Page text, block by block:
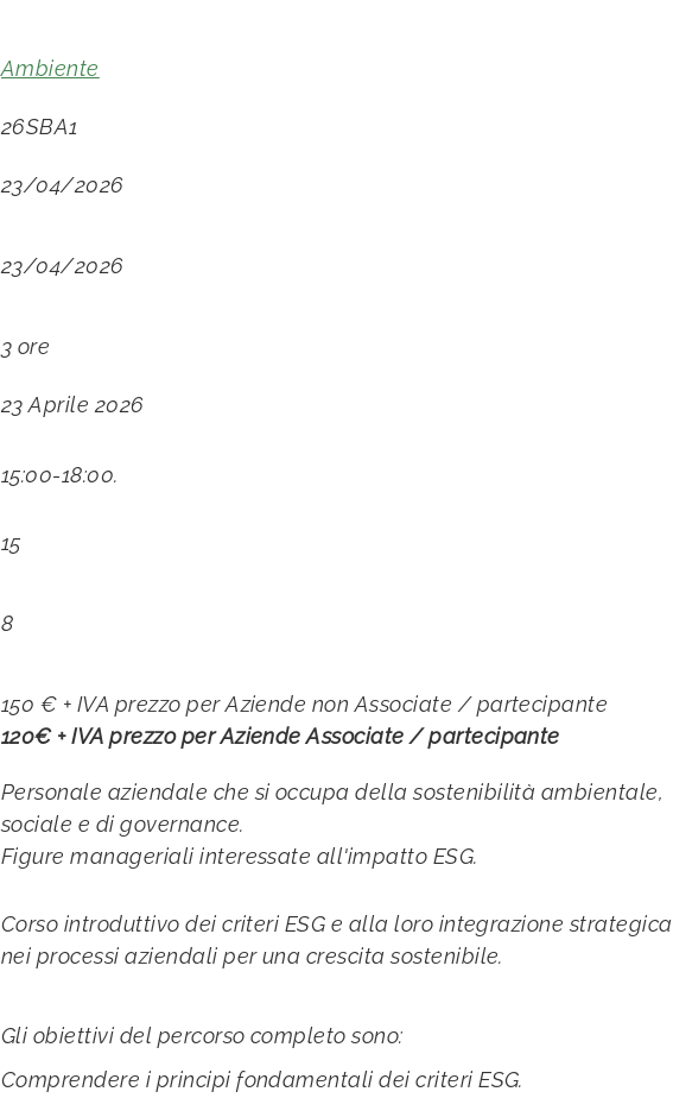
Ambiente
26SBA1
23/04/2026
23/04/2026
3 ore
23 Aprile 2026
15:00-18:00.
15
8
150 € + IVA prezzo per Aziende non Associate / partecipante
120€ + IVA prezzo per Aziende Associate / partecipante
Personale aziendale che si occupa della sostenibilità ambientale,
sociale e di governance.
Figure manageriali interessate all'impatto ESG.
Corso introduttivo dei criteri ESG e alla loro integrazione strategica
nei processi aziendali per una crescita sostenibile.
Gli obiettivi del percorso completo sono:
Comprendere i principi fondamentali dei criteri ESG.